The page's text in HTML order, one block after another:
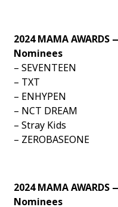
2024 MAMA
Nominees
– SEVENTEEN
– TXT
– ENHYPEN
– NCT DREAM
– Stray Kids
– ZEROBASEONE
2024 MAMA
Nominees